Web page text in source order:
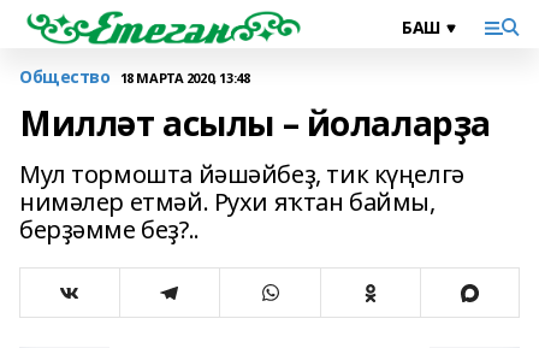
Общество 18 МАРТА 2020, 13:48
Милләт асылы – йолаларҙа
Мул тормошта йәшәйбеҙ, тик күңелгә
нимәлер етмәй. Рухи яҡтан баймы,
берҙәмме беҙ?..